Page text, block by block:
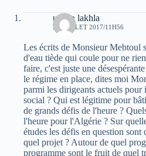
uchan lakhla
28 JUILLET 2017/11H56
Les écrits de Monsieur Mebtoul
d'eau tiède qui coule pour ne
faire, c'est juste une
le régime en place, dites moi
parmi les dirigeants actuels
social ? Qui est légitime pour
de grands défis de l'heure ?
l'heure pour l'Algérie ? Sur
études les défis en question
quel projet ? Autour de quel
programme sont le fruit de quel